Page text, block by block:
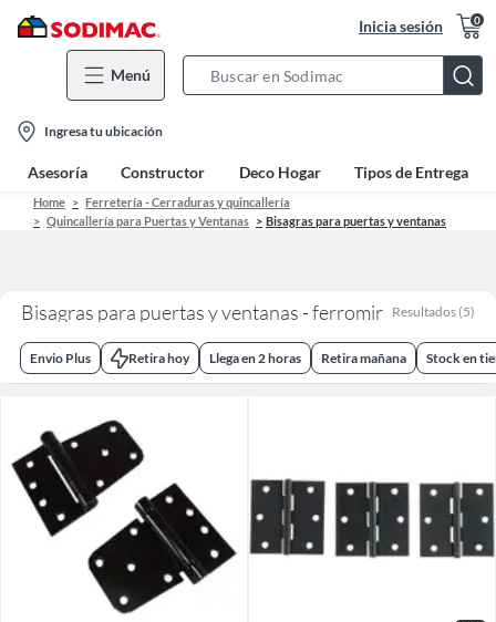
Inicia sesión 0
Menú
Bar
location-
icon
Ingresa tu ubicación
Asesoría Constructor Deco Hogar Tipos de Entrega
Home
Ferretería - Cerraduras y quincallería
Quincallería para Puertas y Ventanas
Bisagras para puertas y ventanas
Bisagras para puertas y ventanas - ferromir Resultados (5)
Envio Plus Retira hoy Llega en 2 horas Retira mañana Stock en